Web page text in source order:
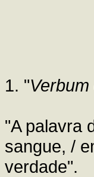
1. "
"A palavra
sangue, /
verdade".